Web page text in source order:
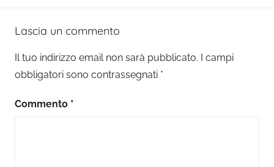
Lascia un commento
Il tuo indirizzo email non sarà pubblicato. I campi
obbligatori sono contrassegnati *
Commento *